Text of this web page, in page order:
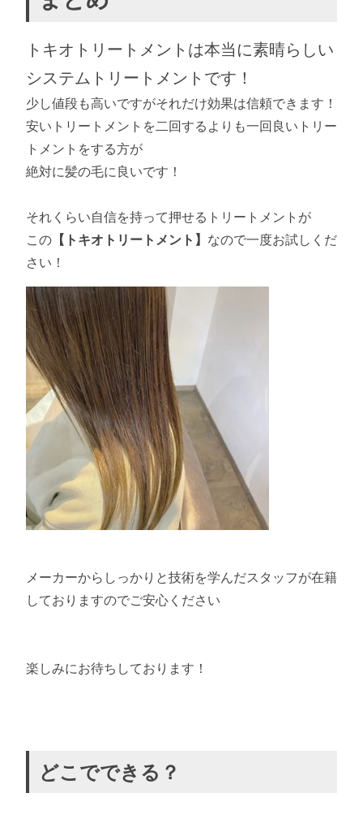
トキオトリートメントは本当に素晴らしい
システムトリートメントです！
少し値段も高いですがそれだけ効果は信頼できます！
安いトリートメントを二回するよりも一回良いトリー
トメントをする方が
絶対に髪の毛に良いです！
それくらい自信を持って押せるトリートメントが
この 【トキオトリートメント】 なので一度お試しくだ
さい！
メーカーからしっかりと技術を学んだスタッフが在籍
しておりますのでご安心ください
楽しみにお待ちしております！
どこでできる？